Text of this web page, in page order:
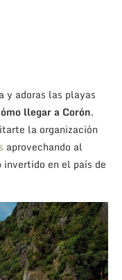
y adoras las playas
llegar a Corón.
la organización
aprovechando al
en el país de